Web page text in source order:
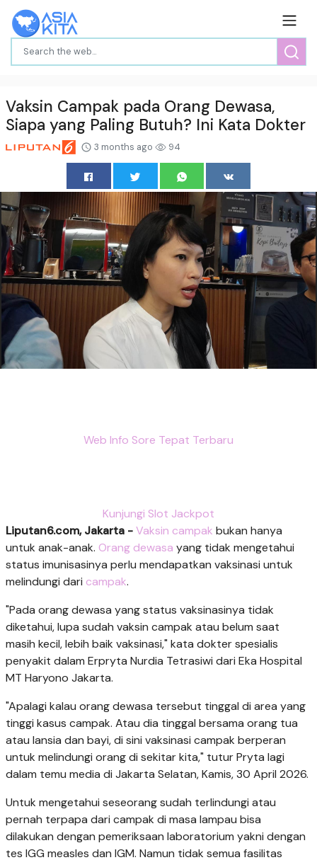
Vaksin Campak pada Orang Dewasa,
Siapa yang Paling Butuh? Ini Kata Dokter
3 months ago 94
Web Info Sore Tepat Terbaru
Kunjungi Slot Jackpot
Liputan6.com, Jakarta -Vaksin campak bukan hanya
untuk anak-anak. Orang dewasa yang tidak mengetahui
status imunisasinya perlu mendapatkan vaksinasi untuk
melindungi dari campak.
"Pada orang dewasa yang status vaksinasinya tidak
diketahui, lupa sudah vaksin campak atau belum saat
masih kecil, lebih baik vaksinasi," kata dokter spesialis
penyakit dalam Erpryta Nurdia Tetrasiwi dari Eka Hospital
MT Haryono Jakarta.
"Apalagi kalau orang dewasa tersebut tinggal di area yang
tinggi kasus campak. Atau dia tinggal bersama orang tua
atau lansia dan bayi, di sini vaksinasi campak berperan
untuk melindungi orang di sekitar kita," tutur Pryta lagi
dalam temu media di Jakarta Selatan, Kamis, 30 April 2026.
Untuk mengetahui seseorang sudah terlindungi atau
pernah terpapa dari campak di masa lampau bisa
dilakukan dengan pemeriksaan laboratorium yakni dengan
tes IGG measles dan IGM. Namun tidak semua fasilitas